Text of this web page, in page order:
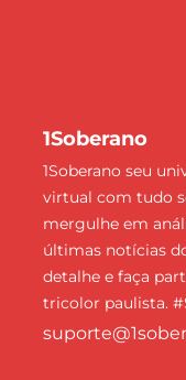
1Soberano
1Soberano seu
virtual com tudo
mergulhe em
últimas notícias
detalhe e faça
tricolor paulista.